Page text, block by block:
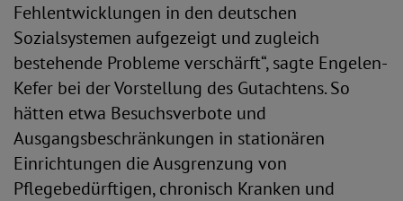
Fehlentwicklungen in den deutschen
Sozialsystemen aufgezeigt und zugleich
bestehende Probleme verschärft“, sagte Engelen-
Kefer bei der Vorstellung des Gutachtens. So
hätten etwa Besuchsverbote und
Ausgangsbeschränkungen in stationären
Einrichtungen die Ausgrenzung von
Pflegebedürftigen, chronisch Kranken und